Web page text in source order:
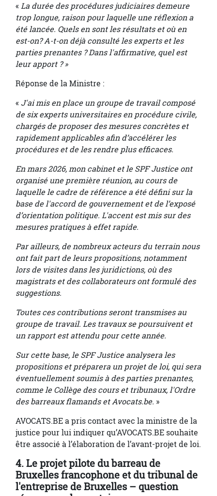
«La durée des procédures judiciaires demeure
trop longue, raison pour laquelle une réflexion a
été lancée. Quels en sont les résultats et où en
est-on? A-t-on déjà consulté les experts et les
parties prenantes ? Dans l'affirmative, quel est
leur apport ? »
Réponse de la Ministre :
« J'ai mis en place un groupe de travail composé
de six experts universitaires en procédure civile,
chargés de proposer des mesures concrètes et
rapidement applicables afin d’accélérer les
procédures et de les rendre plus efficaces.
En mars 2026, mon cabinet et le SPF Justice ont
organisé une première réunion, au cours de
laquelle le cadre de référence a été défini sur la
base de l'accord de gouvernement et de l’exposé
d’orientation politique. L'accent est mis sur des
mesures pratiques à effet rapide.
Par ailleurs, de nombreux acteurs du terrain nous
ont fait part de leurs propositions, notamment
lors de visites dans les juridictions, où des
magistrats et des collaborateurs ont formulé des
suggestions.
Toutes ces contributions seront transmises au
groupe de travail. Les travaux se poursuivent et
un rapport est attendu pour cette année.
Sur cette base, le SPF Justice analysera les
propositions et préparera un projet de loi, qui sera
éventuellement soumis à des parties prenantes,
comme le Collège des cours et tribunaux, l'Ordre
des barreaux flamands et Avocats.be. »
AVOCATS.BE a pris contact avec la ministre de la
justice pour lui indiquer qu’AVOCATS.BE souhaite
être associé à l’élaboration de l’avant-projet de loi.
4. Le projet pilote du barreau de
Bruxelles francophone et du tribunal de
l'entreprise de Bruxelles – question